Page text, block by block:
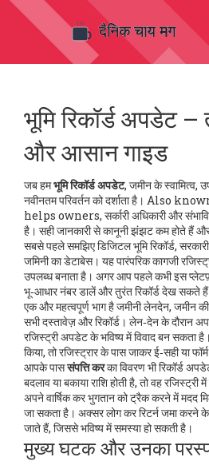
भूमि रिकॉर्ड अपडेट –
और आसान गाइड
जब हमभूमि रिकॉर्ड अपडेट, जमीन के स्वामित्व,
नवीनतम परिवर्तनको दर्शाता है। Also
helps owners, सर्कारी अधिकारी और
है। सही जानकारी से कानूनी झंझट कम होते हैं
सबसे पहले समझिएडिजिटल भूमि रिकॉर्ड,
जमिनी का डेटाबेस। यह पारंपरिक कागजी
उपलब्ध बनाता है। अगर आप पहले कभी इस
भू‑आधार नंबर डालें और तुरंत रिकॉर्ड देख सकते
एक और महत्वपूर्ण भाग हैजमीनी लेनदेन, जमीन
सभी दस्तावेज़ और रिकॉर्ड । लेन‑देन के दौरान
रजिस्ट्री अपडेट के भविष्य में विवाद बन सकता
किया, तो रजिस्ट्रार के पास जाकर ई‑सही या
आपके पाससंपत्ति करका विवरण भी रिकॉर्ड
बदलाव या बकाया राशि होती है, तो वह
अपने वार्षिक कर भुगतान को ट्रैक करने में मदद
जा सकता है। अक्सर लोग कर रिटर्न जमा करने
जाते हैं, जिससे भविष्य में समस्या हो सकती है।
मुख्य घटक और उनका